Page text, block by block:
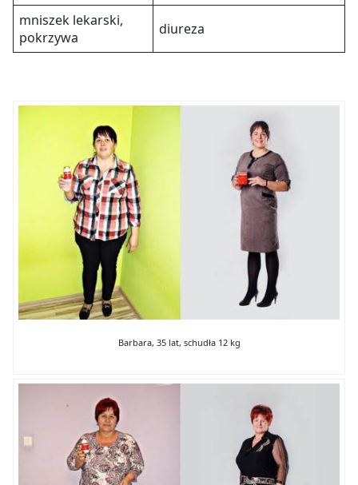
mniszek lekarski,
pokrzywa
diureza
Barbara, 35 lat, schudła 12 kg